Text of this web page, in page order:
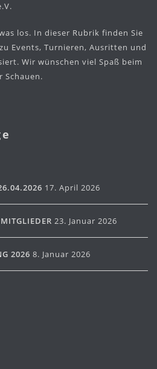
los. In dieser Rubrik finden Sie
Events, Turnieren, Ausritten und
Wir wünschen viel Spaß beim
Schauen.
17. April 2026
23. Januar 2026
2026 8. Januar 2026